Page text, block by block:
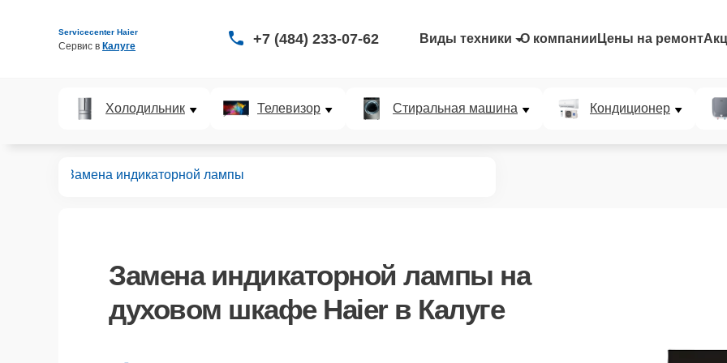
Servicecenter Haier
Сервис в Калуге +7 (484) 233-07-62 Виды техники О компании Цены на ремонт
Холодильник Телевизор Стиральная машина Кондиционер
Замена индикаторной лампы
Замена индикаторной лампы на
духовом шкафе Haier в Калуге